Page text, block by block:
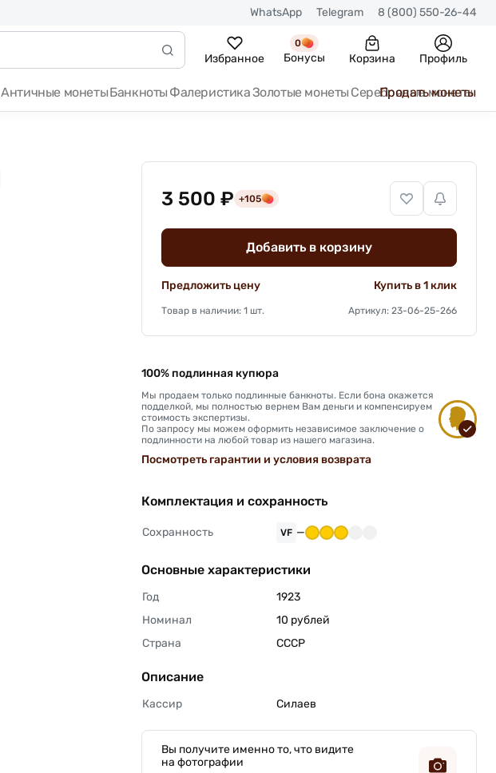
WhatsApp Telegram 8 (800) 550-26-44
Избранное
0
Бонусы Корзина Профиль
Античные монетыБанкноты ФалеристикаЗолотые монеты Серебряные монеты
Продать монеты
3 500 ₽ +105
Добавить в корзину
Предложить цену Купить в 1 клик
Товар в наличии: 1 шт. Артикул: 23-06-25-266
100% подлинная купюра
Мы продаем только подлинные банкноты. Если бона окажется
подделкой, мы полностью вернем Вам деньги и компенсируем
стоимость экспертизы.
По запросу мы можем оформить независимое заключение о
подлинности на любой товар из нашего магазина.
Посмотреть гарантии и условия возврата
Комплектация и сохранность
Сохранность VF —
Основные характеристики
Год
1923
Номинал
10 рублей
Страна
СССР
Описание
Кассир Силаев
Вы получите именно то, что видите
на фотографии